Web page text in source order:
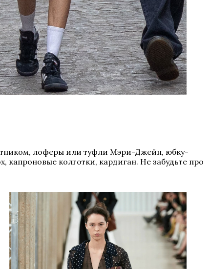
лоферы или туфли Мэри-Джейн, юбку-
колготки, кардиган. Не забудьте про